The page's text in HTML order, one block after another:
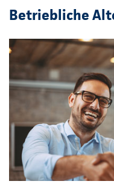
Betriebliche